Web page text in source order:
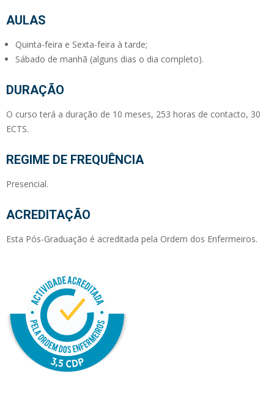
AULAS
Quinta-feira e Sexta-feira à tarde;
Sábado de manhã (alguns dias o dia completo).
DURAÇÃO
O curso terá a duração de 10 meses, 253 horas de contacto, 30
ECTS.
REGIME DE FREQUÊNCIA
Presencial.
ACREDITAÇÃO
Esta Pós-Graduação é acreditada pela Ordem dos Enfermeiros.